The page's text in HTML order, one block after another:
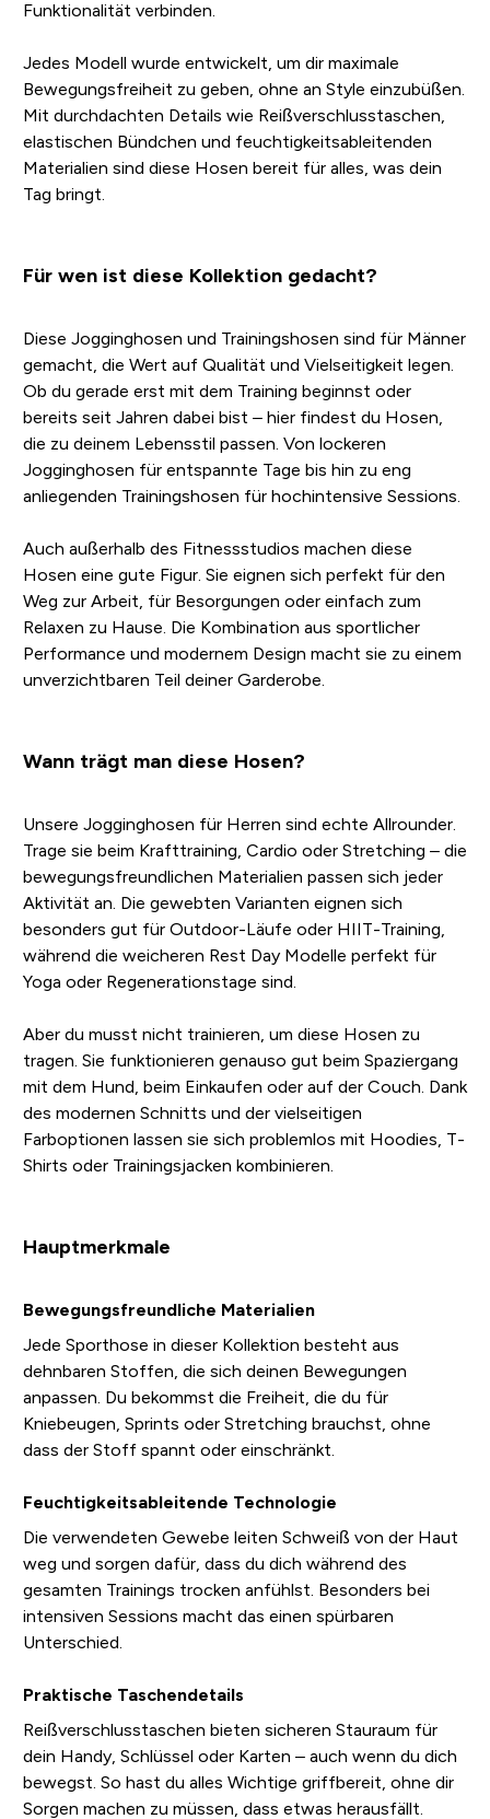
Funktionalität verbinden.
Jedes Modell wurde entwickelt, um dir maximale
Bewegungsfreiheit zu geben, ohne an Style einzubüßen.
Mit durchdachten Details wie Reißverschlusstaschen,
elastischen Bündchen und feuchtigkeitsableitenden
Materialien sind diese Hosen bereit für alles, was dein
Tag bringt.
Für wen ist diese Kollektion gedacht?
Diese Jogginghosen und Trainingshosen sind für Männer
gemacht, die Wert auf Qualität und Vielseitigkeit legen.
Ob du gerade erst mit dem Training beginnst oder
bereits seit Jahren dabei bist – hier findest du Hosen,
die zu deinem Lebensstil passen. Von lockeren
Jogginghosen für entspannte Tage bis hin zu eng
anliegenden Trainingshosen für hochintensive Sessions.
Auch außerhalb des Fitnessstudios machen diese
Hosen eine gute Figur. Sie eignen sich perfekt für den
Weg zur Arbeit, für Besorgungen oder einfach zum
Relaxen zu Hause. Die Kombination aus sportlicher
Performance und modernem Design macht sie zu einem
unverzichtbaren Teil deiner Garderobe.
Wann trägt man diese Hosen?
Unsere Jogginghosen für Herren sind echte Allrounder.
Trage sie beim Krafttraining, Cardio oder Stretching – die
bewegungsfreundlichen Materialien passen sich jeder
Aktivität an. Die gewebten Varianten eignen sich
besonders gut für Outdoor-Läufe oder HIIT-Training,
während die weicheren Rest Day Modelle perfekt für
Yoga oder Regenerationstage sind.
Aber du musst nicht trainieren, um diese Hosen zu
tragen. Sie funktionieren genauso gut beim Spaziergang
mit dem Hund, beim Einkaufen oder auf der Couch. Dank
des modernen Schnitts und der vielseitigen
Farboptionen lassen sie sich problemlos mit Hoodies, T-
Shirts oder Trainingsjacken kombinieren.
Hauptmerkmale
Bewegungsfreundliche Materialien
Jede Sporthose in dieser Kollektion besteht aus
dehnbaren Stoffen, die sich deinen Bewegungen
anpassen. Du bekommst die Freiheit, die du für
Kniebeugen, Sprints oder Stretching brauchst, ohne
dass der Stoff spannt oder einschränkt.
Feuchtigkeitsableitende Technologie
Die verwendeten Gewebe leiten Schweiß von der Haut
weg und sorgen dafür, dass du dich während des
gesamten Trainings trocken anfühlst. Besonders bei
intensiven Sessions macht das einen spürbaren
Unterschied.
Praktische Taschendetails
Reißverschlusstaschen bieten sicheren Stauraum für
dein Handy, Schlüssel oder Karten – auch wenn du dich
bewegst. So hast du alles Wichtige griffbereit, ohne dir
Sorgen machen zu müssen, dass etwas herausfällt.